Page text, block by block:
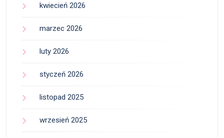
kwiecień 2026
marzec 2026
luty 2026
styczeń 2026
listopad 2025
wrzesień 2025